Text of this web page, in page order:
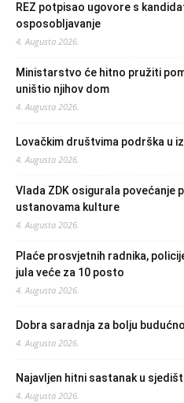
REZ potpisao ugovore s
osposobljavanje
4. Augusta 2026.
Ministarstvo će hitno pružiti
uništio njihov dom
4. Augusta 2026.
Lovačkim društvima podrška u
4. Augusta 2026.
Vlada ZDK osigurala povećanje
ustanovama kulture
4. Augusta 2026.
Plaće prosvjetnih radnika,
jula veće za 10 posto
4. Augusta 2026.
Dobra saradnja za bolju
4. Augusta 2026.
Najavljen hitni sastanak u
4. Augusta 2026.